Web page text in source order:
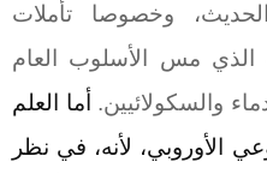
وخصوصا تأملات
الذي مس الأسلوب العام
والسكولائيين. أما العلم
الأوروبي، لأنه، في نظر